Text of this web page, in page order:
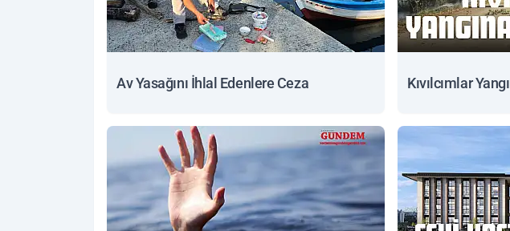
Av Yasağını İhlal Edenlere Ceza Kıvılcımlar